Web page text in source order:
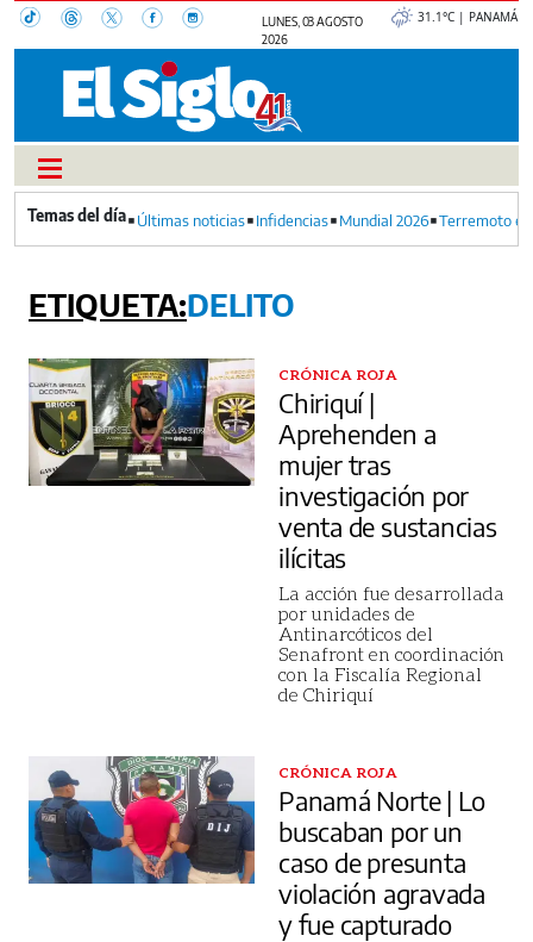
LUNES, 03 AGOSTO
2026
31.1°C | PANAMÁ
Últimas noticias Infidencias Mundial 2026 Terremoto
DELITO
CRÓNICA ROJA
Chiriquí |
Aprehenden a
mujer tras
investigación por
venta de sustancias
ilícitas
La acción fue desarrollada
por unidades de
Antinarcóticos del
Senafront en coordinación
con la Fiscalía Regional
de Chiriquí
CRÓNICA ROJA
Panamá Norte | Lo
buscaban por un
caso de presunta
violación agravada
y fue capturado